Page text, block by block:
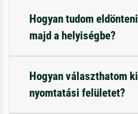
Hogyan tudom
majd a helyiségbe?
Hogyan választhatom
nyomtatási felületet?